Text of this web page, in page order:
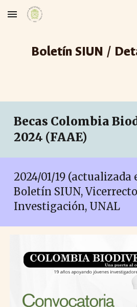
Skip to main content
Boletín SIUN /
Becas Colombia
2024 (FAAE)
2024/01/19 (actualizada
Boletín SIUN,
Investigación, UNAL